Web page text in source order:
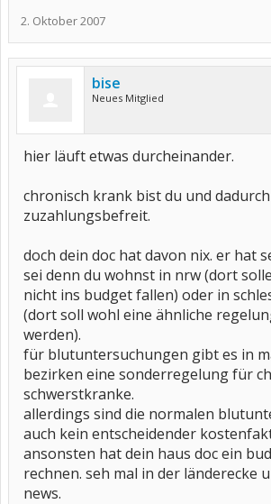
2. Oktober 2007
bise
Neues Mitglied
hier läuft etwas durcheinander.
chronisch krank bist du und
zuzahlungsbefreit.
doch dein doc hat davon nix. er hat
sei denn du wohnst in nrw (dort
nicht ins budget fallen) oder in
(dort soll wohl eine ähnliche
werden).
für blutuntersuchungen gibt es in
bezirken eine sonderregelung für
schwerstkranke.
allerdings sind die normalen
auch kein entscheidender
ansonsten hat dein haus doc ein
rechnen. seh mal in der länderecke
news.